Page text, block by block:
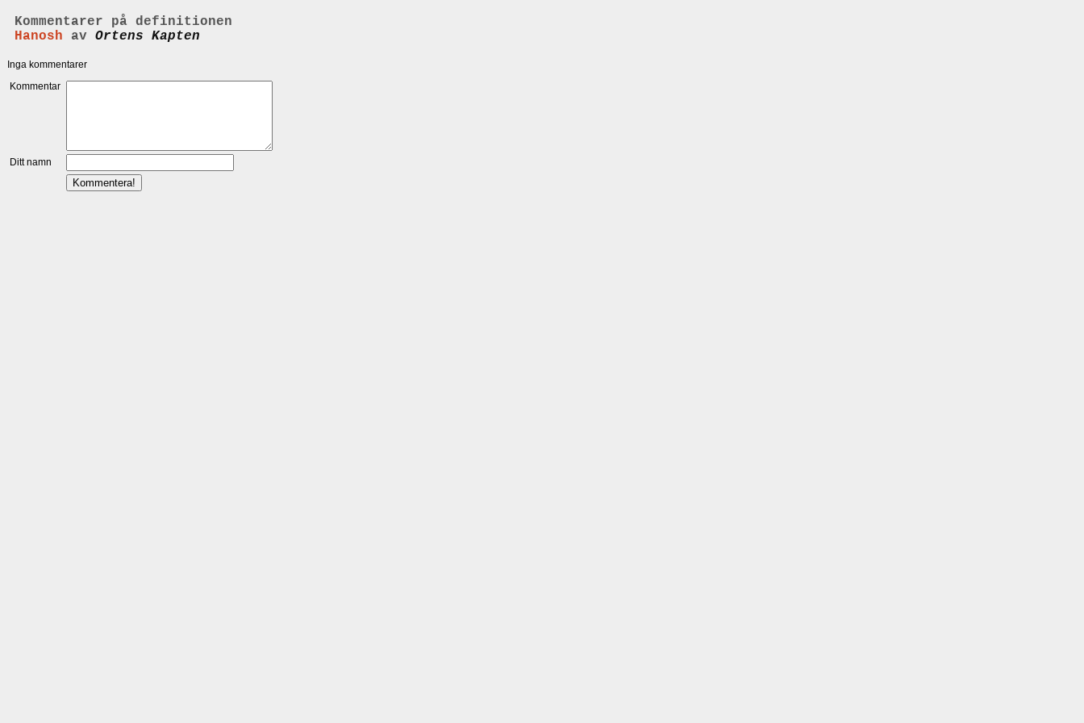
Kommentarer på definitionen
Hanosh av Ortens Kapten
Inga kommentarer
Kommentar
Ditt namn